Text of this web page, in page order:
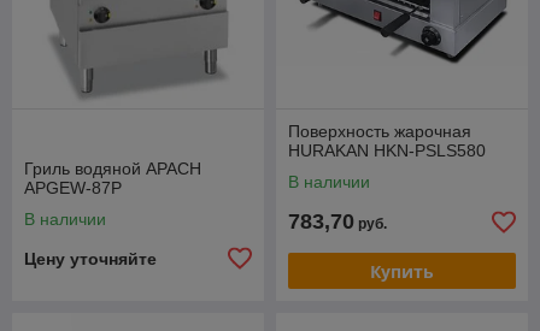
Гриль водяной APACH
APGEW-87P
В наличии
Цену уточняйте
Поверхность жарочная
HURAKAN HKN-PSLS580
В наличии
783,70 руб.
Купить